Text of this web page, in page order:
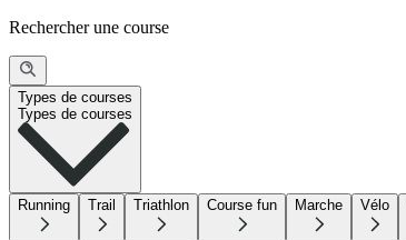
Rechercher une course
Types de courses
Types de courses
Running Trail Triathlon Course fun Marche Vélo